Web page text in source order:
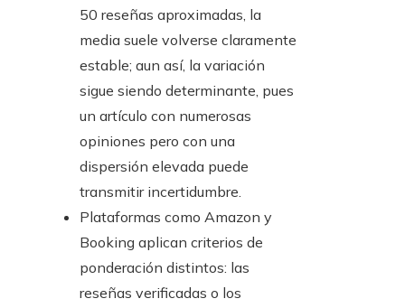
50 reseñas aproximadas, la
media suele volverse claramente
estable; aun así, la variación
sigue siendo determinante, pues
un artículo con numerosas
opiniones pero con una
dispersión elevada puede
transmitir incertidumbre.
Plataformas como Amazon y
Booking aplican criterios de
ponderación distintos: las
reseñas verificadas o los